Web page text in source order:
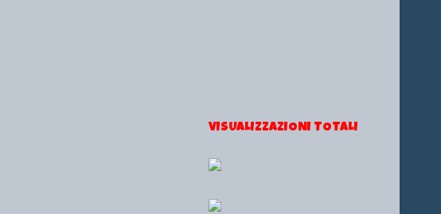
VISUALIZZAZIONI TOTALI